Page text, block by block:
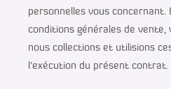
personnelles vous concernant.
conditions générales de vente,
nous collections et utilisions
l’exécution du présent contrat.